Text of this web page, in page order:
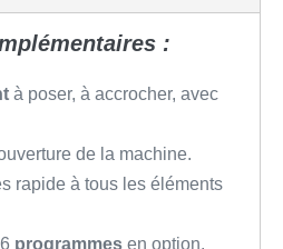
:
à poser, à accrocher, avec
de la machine.
rapide à tous les éléments
programmes en option.